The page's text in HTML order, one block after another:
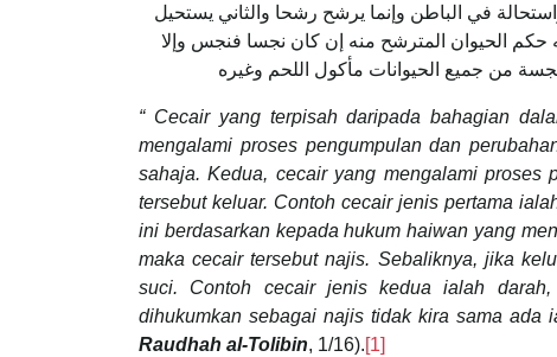
في الباطن وإنما يرشح رشحا والثاني يستحيل
حكم الحيوان المترشح منه إن كان نجسا فنجس وإلا
من جميع الحيوانات مأكول اللحم وغيره
“ Cecair yang terpisah daripada bahagian
mengalami proses pengumpulan dan
sahaja. Kedua, cecair yang mengalami proses
tersebut keluar. Contoh cecair jenis pertama
ini berdasarkan kepada hukum haiwan yang
maka cecair tersebut najis. Sebaliknya, jika
suci. Contoh cecair jenis kedua ialah
dihukumkan sebagai najis tidak kira sama ada
Raudhah al-Tolibin, 1/16).[1]